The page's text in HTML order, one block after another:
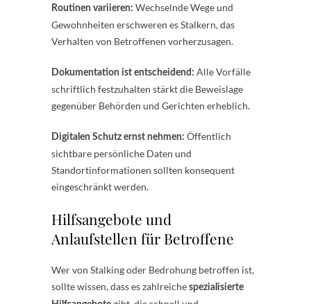
Routinen variieren: Wechselnde Wege und
Gewohnheiten erschweren es Stalkern, das
Verhalten von Betroffenen vorherzusagen.
Dokumentation ist entscheidend: Alle Vorfälle
schriftlich festzuhalten stärkt die Beweislage
gegenüber Behörden und Gerichten erheblich.
Digitalen Schutz ernst nehmen: Öffentlich
sichtbare persönliche Daten und
Standortinformationen sollten konsequent
eingeschränkt werden.
Hilfsangebote und
Anlaufstellen für Betroffene
Wer von Stalking oder Bedrohung betroffen ist,
sollte wissen, dass es zahlreiche spezialisierte